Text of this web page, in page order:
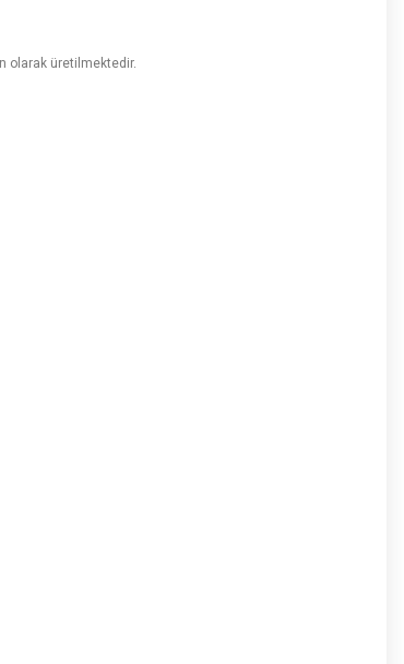
olarak üretilmektedir.